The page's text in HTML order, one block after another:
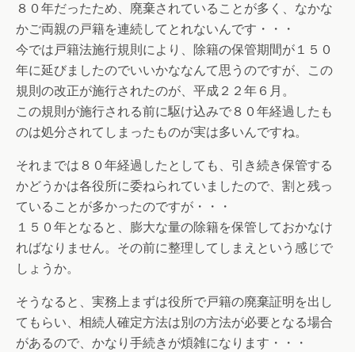
８０年だったため、廃棄されていることが多く、なかな
かご両親の戸籍を連続してとれないんです・・・
今では戸籍法施行規則により、除籍の保管期間が１５０
年に延びま したのでいいかななんて思うのですが、この
規則の改正が施行されたのが、平成２２年６月。
この規則が施行される前に駆け込みで８０年経過したも
のは処分されてしまったものが実は多いんですね。
それまでは８０年経過したとしても、引き続き保管する
かどうかは各役所に委ねられていましたので、割と残っ
ていることが多かったのですが・・・
１５０年となると、膨大な量の除籍を保管しておかなけ
ればなりま せん。その前に整理してしまえという感じで
しょうか。
そうなると、実務上まずは役所で戸籍の廃棄証明を出し
てもらい、 相続人確定方法は別の方法が必要となる場合
があるので、かなり手続きが煩雑になります・・・